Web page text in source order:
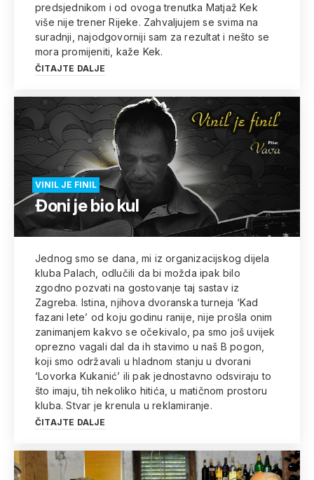
predsjednikom i od ovoga trenutka Matjaž Kek
više nije trener Rijeke. Zahvaljujem se svima na
suradnji, najodgovorniji sam za rezultat i nešto se
mora promijeniti, kaže Kek.
ČITAJTE DALJE
VINIL JE FINIL
Đoni je bio kul
Jednog smo se dana, mi iz organizacijskog dijela
kluba Palach, odlučili da bi možda ipak bilo
zgodno pozvati na gostovanje taj sastav iz
Zagreba. Istina, njihova dvoranska turneja ‘Kad
fazani lete’ od koju godinu ranije, nije prošla onim
zanimanjem kakvo se očekivalo, pa smo još uvijek
oprezno vagali dal da ih stavimo u naš B pogon,
koji smo održavali u hladnom stanju u dvorani
‘Lovorka Kukanić’ ili pak jednostavno odsviraju to
što imaju, tih nekoliko hitića, u matičnom prostoru
kluba. Stvar je krenula u reklamiranje.
ČITAJTE DALJE